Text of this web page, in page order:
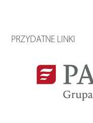
PRZYDATNE LINKI